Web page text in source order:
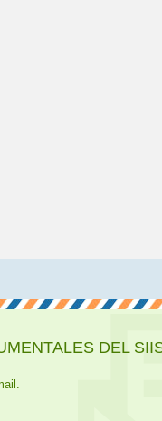
DEL